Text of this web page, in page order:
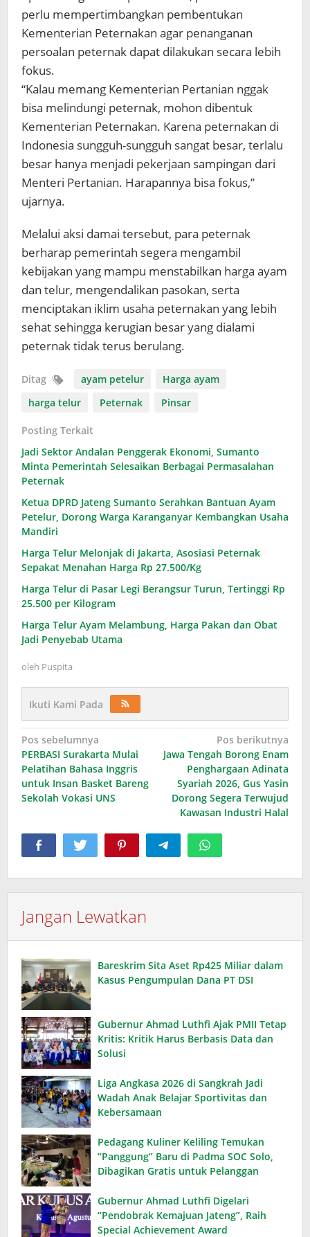
perlu mempertimbangkan pembentukan
Kementerian Peternakan agar penanganan
persoalan peternak dapat dilakukan secara lebih
fokus.
“Kalau memang Kementerian Pertanian nggak
bisa melindungi peternak, mohon dibentuk
Kementerian Peternakan. Karena peternakan di
Indonesia sungguh-sungguh sangat besar, terlalu
besar hanya menjadi pekerjaan sampingan dari
Menteri Pertanian. Harapannya bisa fokus,”
ujarnya.
Melalui aksi damai tersebut, para peternak
berharap pemerintah segera mengambil
kebijakan yang mampu menstabilkan harga ayam
dan telur, mengendalikan pasokan, serta
menciptakan iklim usaha peternakan yang lebih
sehat sehingga kerugian besar yang dialami
peternak tidak terus berulang.
Ditag ayam petelur
Harga ayam
harga telur
Peternak Pinsar
Posting Terkait
Jadi Sektor Andalan Penggerak Ekonomi, Sumanto
Minta Pemerintah Selesaikan Berbagai Permasalahan
Peternak
Ketua DPRD Jateng Sumanto Serahkan Bantuan Ayam
Petelur, Dorong Warga Karanganyar Kembangkan Usaha
Mandiri
Harga Telur Melonjak di Jakarta, Asosiasi Peternak
Sepakat Menahan Harga Rp 27.500/Kg
Harga Telur di Pasar Legi Berangsur Turun, Tertinggi Rp
25.500 per Kilogram
Harga Telur Ayam Melambung, Harga Pakan dan Obat
Jadi Penyebab Utama
oleh Puspita
Ikuti Kami Pada
Navigasi
pos
Pos sebelumnya
PERBASI Surakarta Mulai
Pelatihan Bahasa Inggris
untuk Insan Basket Bareng
Sekolah Vokasi UNS
Pos berikutnya
Jawa Tengah Borong Enam
Penghargaan Adinata
Syariah 2026, Gus Yasin
Dorong Segera Terwujud
Kawasan Industri Halal
Jangan Lewatkan
Bareskrim Sita Aset Rp425 Miliar dalam
Kasus Pengumpulan Dana PT DSI
Gubernur Ahmad Luthfi Ajak PMII Tetap
Kritis: Kritik Harus Berbasis Data dan
Solusi
Liga Angkasa 2026 di Sangkrah Jadi
Wadah Anak Belajar Sportivitas dan
Kebersamaan
Pedagang Kuliner Keliling Temukan
“Panggung” Baru di Padma SOC Solo,
Dibagikan Gratis untuk Pelanggan
Gubernur Ahmad Luthfi Digelari
“Pendobrak Kemajuan Jateng”, Raih
Special Achievement Award